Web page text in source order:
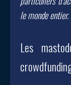
le monde entier.
Les